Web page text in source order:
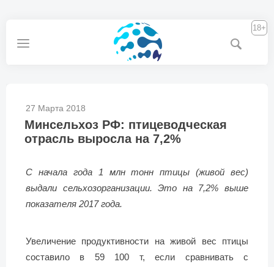
18+
27 Марта 2018
Минсельхоз РФ: птицеводческая
отрасль выросла на 7,2%
С начала года 1 млн тонн птицы (живой вес)
выдали сельхозорганизации. Это на 7,2% выше
показателя 2017 года.
Увеличение продуктивности на живой вес птицы
составило в 59 100 т, если сравнивать с